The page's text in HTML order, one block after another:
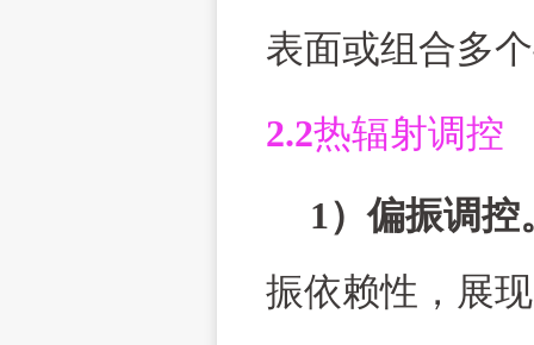
表面或组合多
2.2热辐射调控
1）偏振调控
振依赖性，展